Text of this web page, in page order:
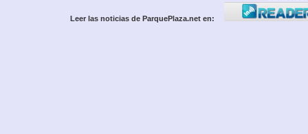
Leer las noticias de ParquePlaza.net en: